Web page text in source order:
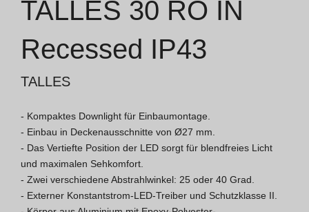
Logo Pack
Kataloge
Essence Katalog [PT/EN]
Hospitality Katalog [EN]
Hospitality Katalog [PT]
TALLES 30 RO IN
Recessed IP43
TALLES
- Kompaktes Downlight für Einbaumontage.
- Einbau in Deckenausschnitte von Ø27 mm.
- Das Vertiefte Position der LED sorgt für blendfreies Licht
und maximalen Sehkomfort.
- Zwei verschiedene Abstrahlwinkel: 25 oder 40 Grad.
- Externer Konstantstrom-LED-Treiber und Schutzklasse II.